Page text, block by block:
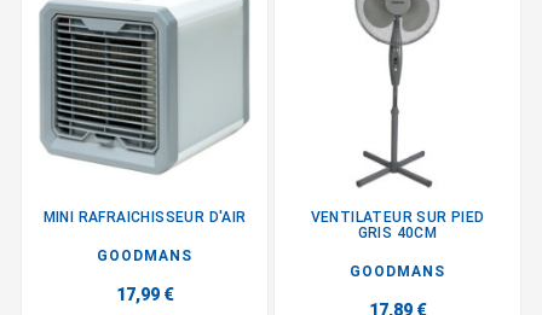
MINI RAFRAICHISSEUR D'AIR
GOODMANS
17,99 €
VENTILATEUR SUR PIED
GRIS 40CM
GOODMANS
17,89 €